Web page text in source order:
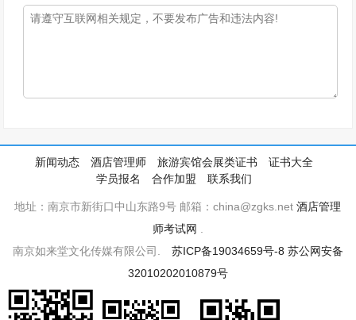
新闻动态 酒店管理师 旅游宾馆会展类证书
证书大全
学员报名
合作加盟 联系我们
地址：南京市新街口中山东路9号 邮箱：china@zgks.net酒店管理
师考试网
南京如来堂文化传媒有限公司. 苏ICP备19034659号-8 苏公网安备
32010202010879号